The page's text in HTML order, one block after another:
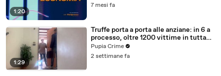
1:20
7 mesi fa
1:29
Truffe porta a porta alle anziane: in 6 a
processo, oltre 1200 vittime in tutta
Italia (30.07.26)
Pupia Crime
2 settimane fa